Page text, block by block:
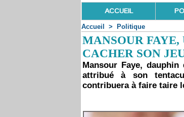
ACCUEIL
Accueil > Politique
MANSOUR
CACHER SON
Mansour Faye,
attribué à son
contribuera à faire taire